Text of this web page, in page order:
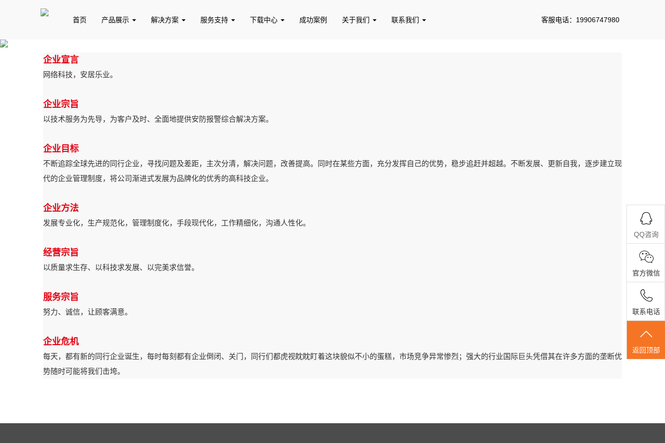
客服电话：19906747980
首页 产品展示 解决方案 服务支持 下载中心 成功案例 关于我们 联系我们
企业宣言
网络科技，安居乐业。
企业宗旨
以技术服务为先导，为客户及时、全面地提供安防报警综合解决方案。
企业目标
不断追踪全球先进的同行企业，寻找问题及差距，主次分清，解决问题，改善提高。同时在某些方面，充分发挥自己的优势，稳步追赶并超越。不断发展、更新自我，逐步建立现
代的企业管理制度，将公司渐进式发展为品牌化的优秀的高科技企业。
企业方法
发展专业化，生产规范化，管理制度化，手段现代化，工作精细化，沟通人性化。
经营宗旨
以质量求生存、以科技求发展、以完美求信誉。
服务宗旨
努力、诚信，让顾客满意。
企业危机
每天，都有新的同行企业诞生，每时每刻都有企业倒闭、关门，同行们都虎视眈眈盯着这块貌似不小的蛋糕，市场竞争异常惨烈；强大的行业国际巨头凭借其在许多方面的垄断优
势随时可能将我们击垮。
QQ咨询
官方微信
联系电话
返回顶部